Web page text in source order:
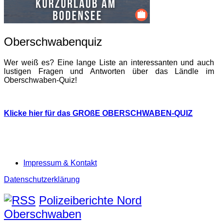
Oberschwabenquiz
Wer weiß es? Eine lange Liste an interessanten und auch
lustigen Fragen und Antworten über das Ländle im
Oberschwaben-Quiz!
Klicke hier für das GROßE OBERSCHWABEN-QUIZ
Impressum & Kontakt
Datenschutzerklärung
Polizeiberichte Nord
Oberschwaben